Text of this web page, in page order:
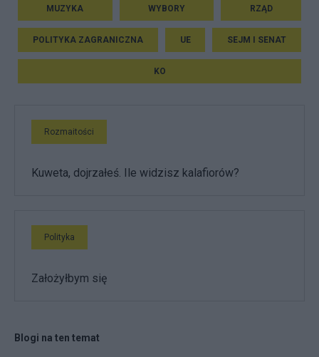
MUZYKA WYBORY RZĄD
POLITYKA ZAGRANICZNA UE SEJM I SENAT
KO
Rozmaitości
Kuweta, dojrzałeś. Ile widzisz kalafiorów?
Polityka
Założyłbym się
Blogi na ten temat